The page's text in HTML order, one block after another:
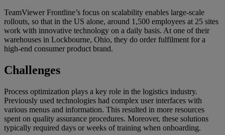
TeamViewer Frontline’s focus on scalability enables large-scale
rollouts, so that in the US alone, around 1,500 employees at 25 sites
work with innovative technology on a daily basis. At one of their
warehouses in Lockbourne, Ohio, they do order fulfilment for a
high-end consumer product brand.
Challenges
Process optimization plays a key role in the logistics industry.
Previously used technologies had complex user interfaces with
various menus and information. This resulted in more resources
spent on quality assurance procedures. Moreover, these solutions
typically required days or weeks of training when onboarding.